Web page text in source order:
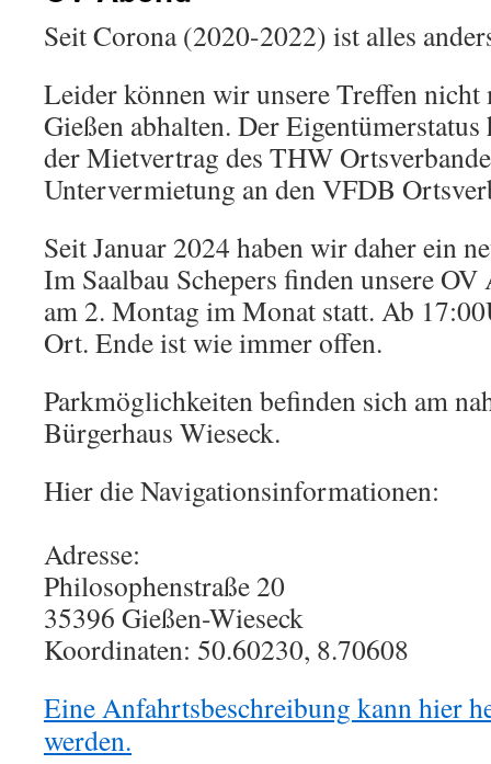
Seit Corona (2020-2022) ist alles
Leider können wir unsere Treffen
Gießen abhalten. Der
der Mietvertrag des THW
Untervermietung an den VFDB
Seit Januar 2024 haben wir daher ein
Im Saalbau Schepers finden unsere
am 2. Montag im Monat statt. Ab
Ort. Ende ist wie immer offen.
Parkmöglichkeiten befinden sich am
Bürgerhaus Wieseck.
Hier die Navigationsinformationen:
Adresse:
Philosophenstraße 20
35396 Gießen-Wieseck
Koordinaten: 50.60230, 8.70608
Eine Anfahrtsbeschreibung kann hier
werden.